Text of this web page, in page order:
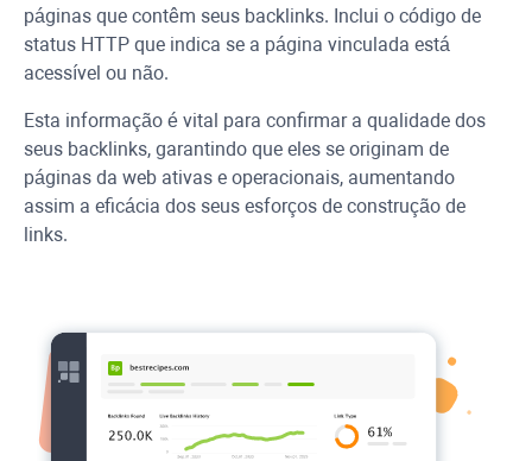
páginas que contêm seus backlinks. Inclui o código de
status HTTP que indica se a página vinculada está
acessível ou não.
Esta informação é vital para confirmar a qualidade dos
seus backlinks, garantindo que eles se originam de
páginas da web ativas e operacionais, aumentando
assim a eficácia dos seus esforços de construção de
links.